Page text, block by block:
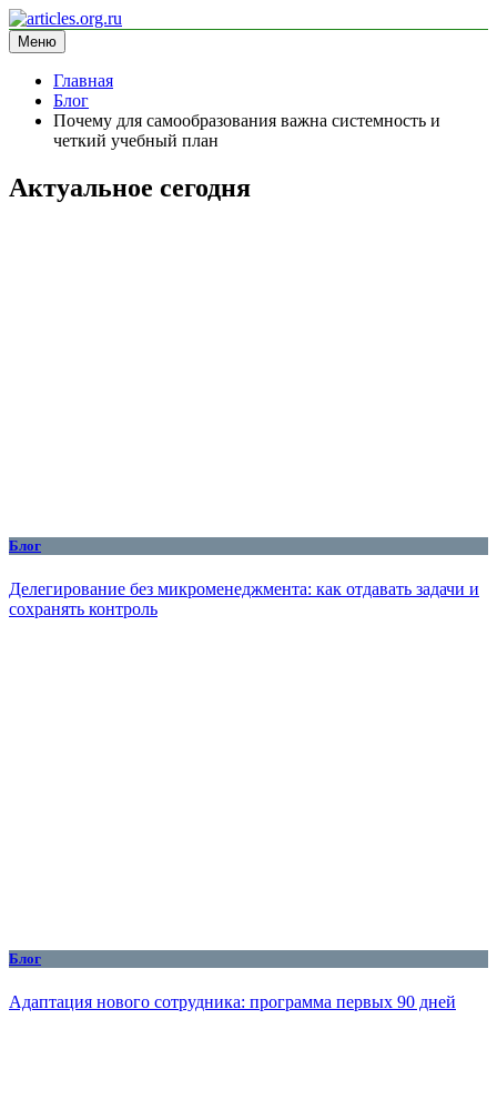
Перейти
к
содержимому
articles.org.ru
информационный сайт
Меню
Главная
Блог
Почему для самообразования важна системность и
четкий учебный план
Актуальное сегодня
Блог
Делегирование без микроменеджмента: как отдавать задачи и
сохранять контроль
Блог
Адаптация нового сотрудника: программа первых 90 дней